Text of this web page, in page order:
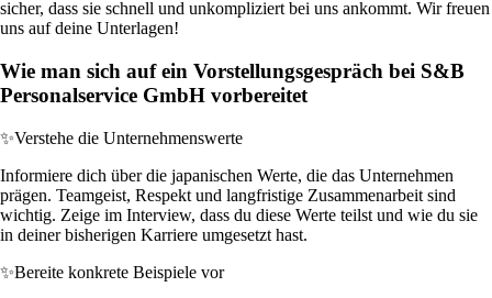
sicher, dass sie schnell und unkompliziert bei uns ankommt. Wir freuen
uns auf deine Unterlagen!
Wie man sich auf ein Vorstellungsgespräch bei S&B
Personalservice GmbH vorbereitet
✨Verstehe die Unternehmenswerte
Informiere dich über die japanischen Werte, die das Unternehmen
prägen. Teamgeist, Respekt und langfristige Zusammenarbeit sind
wichtig. Zeige im Interview, dass du diese Werte teilst und wie du sie
in deiner bisherigen Karriere umgesetzt hast.
✨Bereite konkrete Beispiele vor